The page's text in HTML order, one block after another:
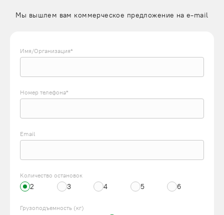
Мы вышлем вам коммерческое предложение на e-mail
Имя/Организация*
Номер телефона*
Email
Количество остановок
2 3 4 5 6
Грузоподъемность (кг)